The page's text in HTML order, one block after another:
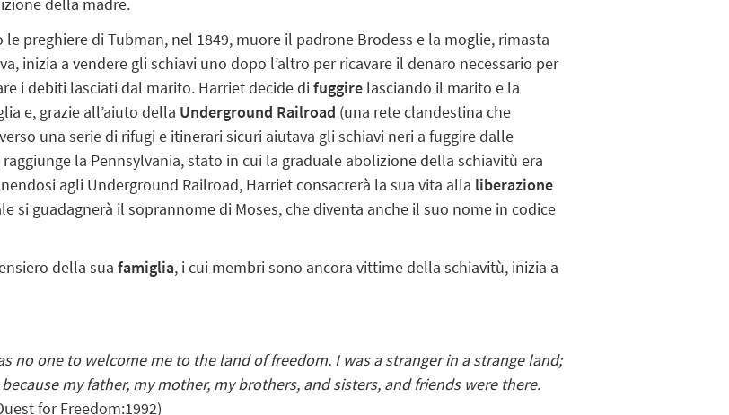
della madre.
le preghiere di Tubman, nel 1849, muore il padrone Brodess e la moglie, rimasta
inizia a vendere gli schiavi uno dopo l’altro per ricavare il denaro necessario per
i debiti lasciati dal marito. Harriet decide difuggire lasciando il marito e la
e, grazie all’aiuto della Underground Railroad (una rete clandestina che
una serie di rifugi e itinerari sicuri aiutava gli schiavi neri a fuggire dalle
la Pennsylvania, stato in cui la graduale abolizione della schiavitù era
agli Underground Railroad, Harriet consacrerà la sua vita alla liberazione
si guadagnerà il soprannome di Moses, che diventa anche il suo nome in codice
della suafamiglia, i cui membri sono ancora vittime della schiavitù, inizia a
no one to welcome me to the land of freedom. I was a stranger in a strange land;
my father, my mother, my brothers, and sisters, and friends were there.
for Freedom:1992)